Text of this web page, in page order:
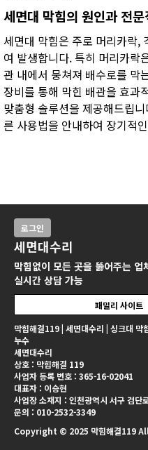
세면대 막힘의 원인과 전
세면대 막힘은 주로 머리카락,
여 발생합니다. 특히 머리카락
관 내에서 뭉쳐져 배수로를 막
장비를 통해 막힌 배관을 효과
맞춤형 솔루션을 제공해드립
른 사용법을 안내하여 장기적
막힘해결119 | 세면대수리 | 싱크대 막
누수
세면대수리
상호 : 막힘해결 119
사업자 등록 번호 : 365-16-02041
대표자 : 이승현
사업장 소재지 : 인천광역시 서구 검단
문의 : 010-2532-3349
Copyright © 2025 막힘해결119
로그인
세면대수리
막힘없이 모든 곳을 뚫어주는 업
실시간 상담 가능
패밀리 사이트